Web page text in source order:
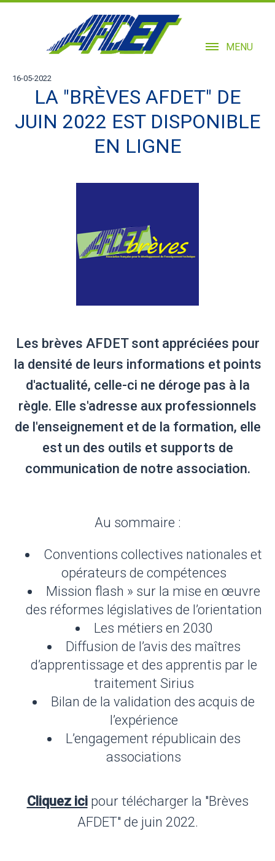
MENU
16-05-2022
LA "BRÈVES AFDET" DE
JUIN 2022 EST DISPONIBLE
EN LIGNE
Les brèves AFDET sont appréciées pour
la densité de leurs informations et points
d'actualité, celle-ci ne déroge pas à la
règle. Elle s'adresse aux professionnels
de l'enseignement et de la formation, elle
est un des outils et supports de
communication de notre association.
Au sommaire :
Conventions collectives nationales et
opérateurs de compétences
Mission flash » sur la mise en œuvre
des réformes législatives de l’orientation
Les métiers en 2030
Diffusion de l’avis des maîtres
d’apprentissage et des apprentis par le
traitement Sirius
Bilan de la validation des acquis de
l’expérience
L’engagement républicain des
associations
Cliquez icipour télécharger la "Brèves
AFDET" de juin 2022.